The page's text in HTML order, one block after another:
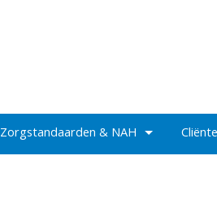
Zorgstandaarden & NAH